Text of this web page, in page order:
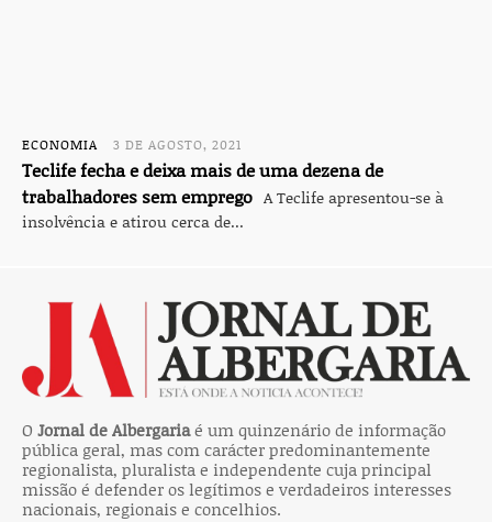
ECONOMIA 3 DE AGOSTO, 2021
Teclife fecha e deixa mais de uma dezena de
trabalhadores sem emprego A Teclife apresentou-se à
insolvência e atirou cerca de...
O Jornal de Albergariaé um quinzenário de informação
pública geral, mas com carácter predominantemente
regionalista, pluralista e independente cuja principal
missão é defender os legítimos e verdadeiros interesses
nacionais, regionais e concelhios.